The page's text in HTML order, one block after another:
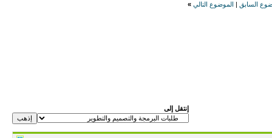
السابق الموضوع التالي »
إنتقل إلى